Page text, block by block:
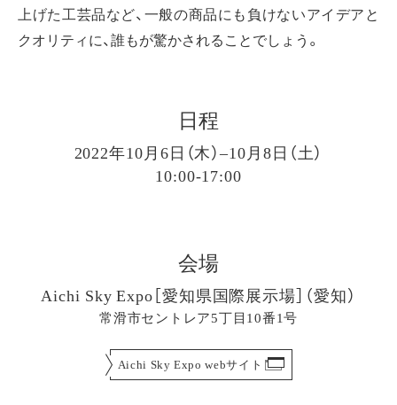
上げた工芸品など、一般の商品にも負けないアイデアと
クオリティに、誰もが驚かされることでしょう。
日程
2022年10月6日（木）–10月8日（土）
10:00-17:00
会場
Aichi Sky Expo［愛知県国際展示場］（愛知）
常滑市セントレア5丁目10番1号
Aichi Sky Expo webサイト